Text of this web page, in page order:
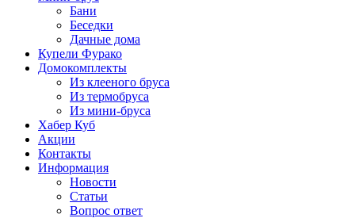
Бани
Беседки
Дачные дома
Купели Фурако
Домокомплекты
Из клееного бруса
Из термобруса
Из мини-бруса
Хабер Куб
Акции
Контакты
Информация
Новости
Статьи
Вопрос ответ